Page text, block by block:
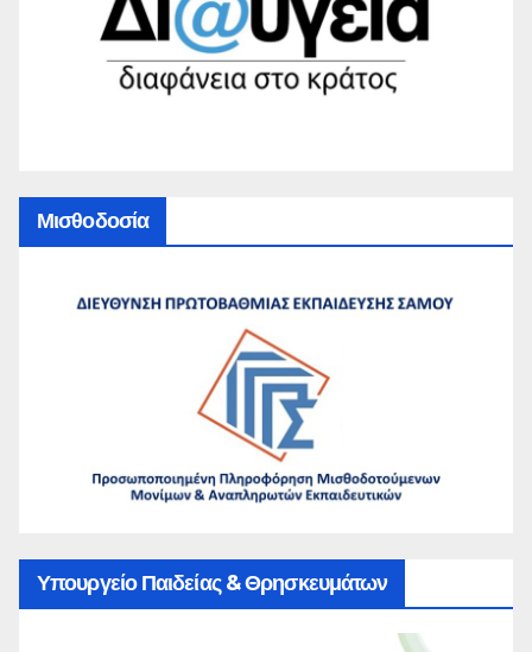
Μισθοδοσία
Υπουργείο Παιδείας & Θρησκευμάτων